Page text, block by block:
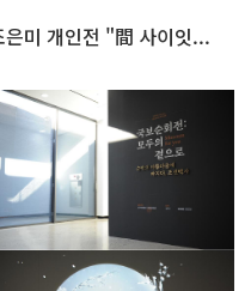
은미 개인전 "間 사이잇...